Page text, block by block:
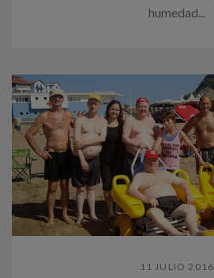
humedad...
11 JULIO 2016